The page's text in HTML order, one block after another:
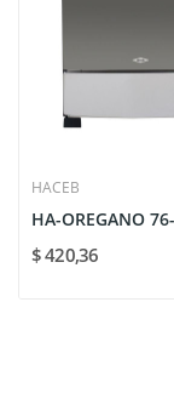
HACEB
$ 420,36